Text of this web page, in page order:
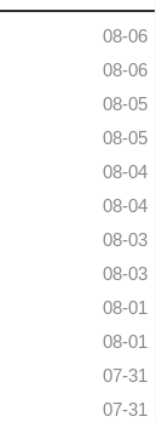
08-06
08-06
08-05
08-05
08-04
08-04
08-03
08-03
08-01
08-01
07-31
07-31